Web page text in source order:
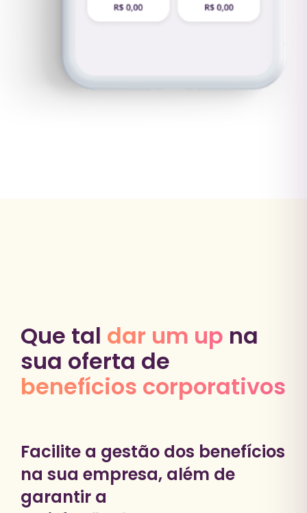
Que tal dar um up na
sua oferta de
benefícios corporativos
Facilite a gestão dos benefícios
na sua empresa, além de
garantir a